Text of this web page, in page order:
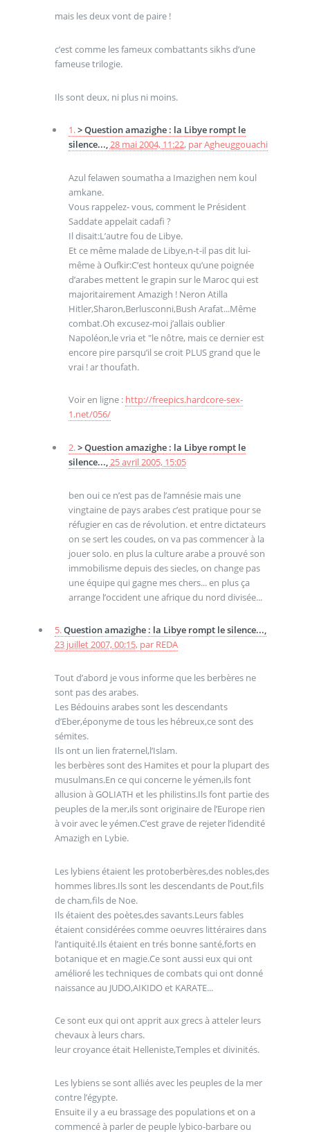
mais les deux vont de paire !
c’est comme les fameux combattants sikhs d’une
fameuse trilogie.
Ils sont deux, ni plus ni moins.
1.> Question amazighe : la Libye rompt le
silence...,28 mai 2004, 11:22, parAgheuggouachi
Azul felawen soumatha a Imazighen nem koul
amkane.
Vous rappelez- vous, comment le Président
Saddate appelait cadafi ?
Il disait:L’autre fou de Libye.
Et ce même malade de Libye,n-t-il pas dit lui-
même à Oufkir:C’est honteux qu’une poignée
d’arabes mettent le grapin sur le Maroc qui est
majoritairement Amazigh ! Neron Atilla
Hitler,Sharon,Berlusconni,Bush Arafat...Même
combat.Oh excusez-moi j’allais oublier
Napoléon,le vria et "le nôtre, mais ce dernier est
encore pire parsqu’il se croit PLUS grand que le
vrai ! ar thoufath.
Voir en ligne : http://freepics.hardcore-sex-
1.net/056/
2.> Question amazighe : la Libye rompt le
silence...,25 avril 2005, 15:05
ben oui ce n’est pas de l’amnésie mais une
vingtaine de pays arabes c’est pratique pour se
réfugier en cas de révolution. et entre dictateurs
on se sert les coudes, on va pas commencer à la
jouer solo. en plus la culture arabe a prouvé son
immobilisme depuis des siecles, on change pas
une équipe qui gagne mes chers... en plus ça
arrange l’occident une afrique du nord divisée...
5.Question amazighe : la Libye rompt le silence...,
23 juillet 2007, 00:15, par REDA
Tout d’abord je vous informe que les berbères ne
sont pas des arabes.
Les Bédouins arabes sont les descendants
d’Eber,éponyme de tous les hébreux,ce sont des
sémites.
Ils ont un lien fraternel,l’Islam.
les berbères sont des Hamites et pour la plupart des
musulmans.En ce qui concerne le yémen,ils font
allusion à GOLIATH et les philistins.Ils font partie des
peuples de la mer,ils sont originaire de l’Europe rien
à voir avec le yémen.C’est grave de rejeter l’idendité
Amazigh en Lybie.
Les lybiens étaient les protoberbères,des nobles,des
hommes libres.Ils sont les descendants de Pout,fils
de cham,fils de Noe.
Ils étaient des poètes,des savants.Leurs fables
étaient considérées comme oeuvres littéraires dans
l’antiquité.Ils étaient en trés bonne santé,forts en
botanique et en magie.Ce sont aussi eux qui ont
amélioré les techniques de combats qui ont donné
naissance au JUDO,AIKIDO et KARATE...
Ce sont eux qui ont apprit aux grecs à atteler leurs
chevaux à leurs chars.
leur croyance était Helleniste,Temples et divinités.
Les lybiens se sont alliés avec les peuples de la mer
contre l’égypte.
Ensuite il y a eu brassage des populations et on a
commencé à parler de peuple lybico-barbare ou